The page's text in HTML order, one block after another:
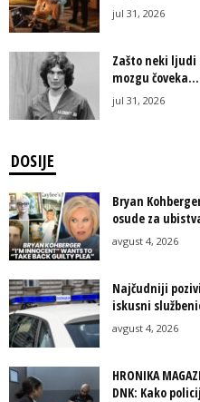
jul 31, 2026
Zašto neki ljudi
mozgu čoveka...
jul 31, 2026
DOSIJE
Bryan
osude za
avgust 4, 2026
Najčudniji
iskusni
avgust 4, 2026
HRONIKA
DNK: Kako